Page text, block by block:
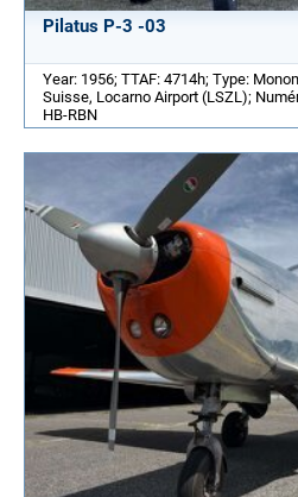
Pilatus P-3 -03
Year: 1956; TTAF: 4714h; Type:
Suisse, Locarno Airport (LSZL);
HB-RBN